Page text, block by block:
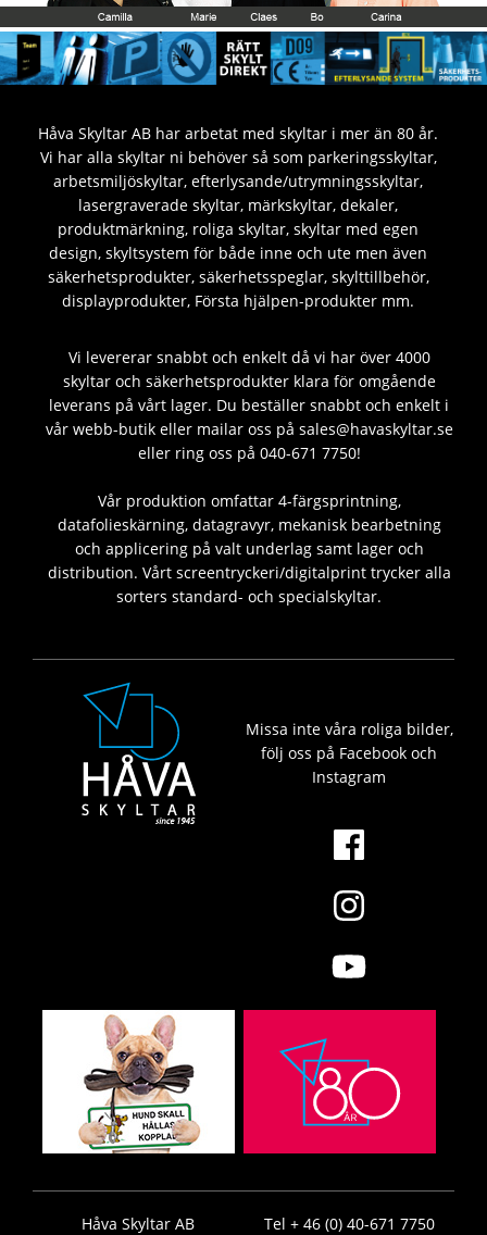
Håva Skyltar AB har arbetat med skyltar i mer än 80 år.
Vi har alla skyltar ni behöver så som parkeringsskyltar,
arbetsmiljöskyltar, efterlysande/utrymningsskyltar,
lasergraverade skyltar, märkskyltar, dekaler,
produktmärkning, roliga skyltar, skyltar med egen
design, skyltsystem för både inne och ute men även
säkerhetsprodukter, säkerhetsspeglar, skylttillbehör,
displayprodukter, Första hjälpen-produkter mm.
Vi levererar snabbt och enkelt då vi har över 4000
skyltar och säkerhetsprodukter klara för omgående
leverans på vårt lager. Du beställer snabbt och enkelt i
vår webb-butik eller mailar oss på sales@havaskyltar.se
eller ring oss på 040-671 7750!
Vår produktion omfattar 4-färgsprintning,
datafolieskärning, datagravyr, mekanisk bearbetning
och applicering på valt underlag samt lager och
distribution. Vårt screentryckeri/digitalprint trycker alla
sorters standard- och specialskyltar.
Missa inte våra roliga bilder,
följ oss på Facebook och
Instagram
Håva Skyltar AB
Tel + 46 (0) 40-671 7750